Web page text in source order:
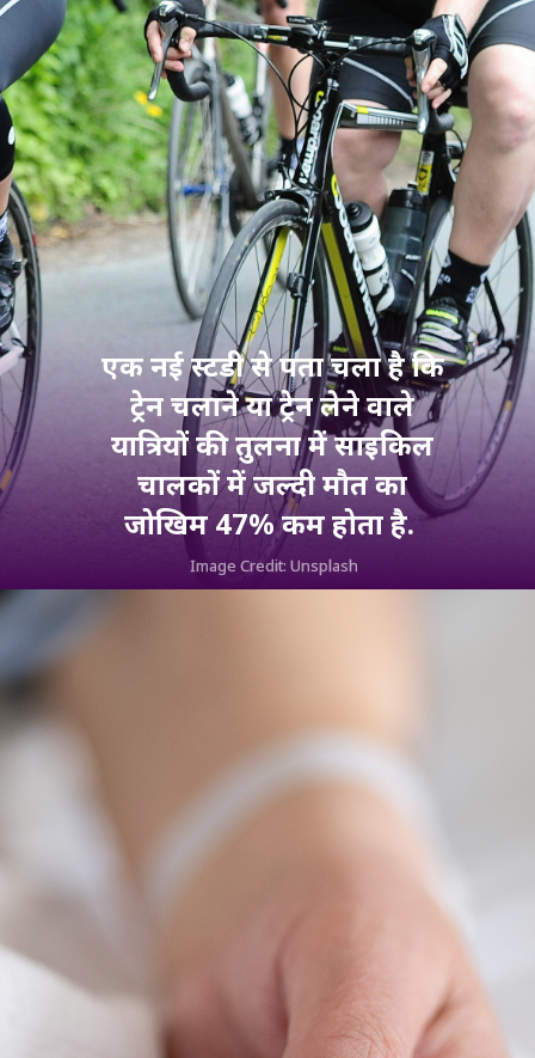
एक नई स्टडी से पता चला है कि
ट्रेन चलाने या ट्रेन लेने वाले
यात्रियों की तुलना में साइकिल
चालकों में जल्दी मौत का
जोखिम 47% कम होता है.
Image Credit: Unsplash